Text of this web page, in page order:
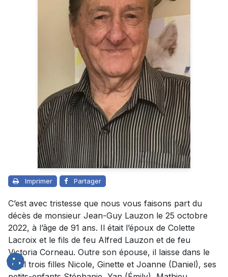
Imprimer Partager
C’est avec tristesse que nous vous faisons part du
décès de monsieur Jean-Guy Lauzon le 25 octobre
2022, à l’âge de 91 ans. Il était l’époux de Colette
Lacroix et le fils de feu Alfred Lauzon et de feu
Victoria Corneau. Outre son épouse, il laisse dans le
deuil trois filles Nicole, Ginette et Joanne (Daniel), ses